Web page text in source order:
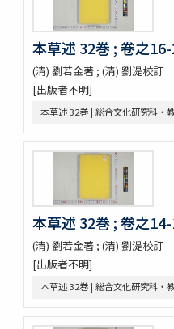
嶺表録異 3巻
南産志
續脩臺灣府志
中山傳信録 6巻/ (清) 徐葆光纂
廣東新語 28巻
農政全書 60巻
農桑輯要 7巻
花暦百詠 2巻坿百花賦考百花和稱
重刊巣氏諸病源候緫論 50巻 (存
遠西醫方名物考 36巻補遺9巻
延喜式 50巻
資源科学研究所旧蔵本草書コ
神農本草経
本草綱目 52巻序目1巻圖3巻瀕
坿本草綱目拾遺10巻坿本草萬
本草述 32巻 ; 卷之
(清) 劉若金著 ; (清) 劉湜校訂
[出版者不明]
本草述 32巻 | 総合文化研究科・
本草述 32巻 ; 卷之
(清) 劉若金著 ; (清) 劉湜校訂
[出版者不明]
本草述 32巻 | 総合文化研究科・